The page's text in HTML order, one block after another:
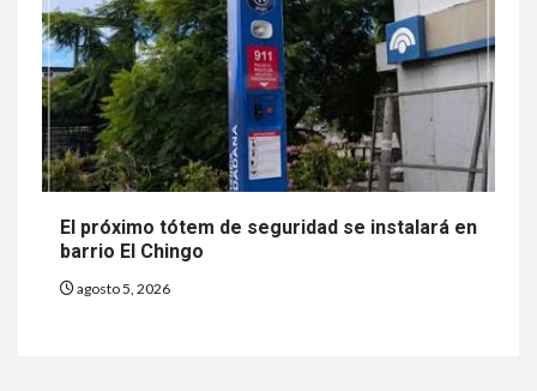
El próximo tótem de seguridad se instalará en
barrio El Chingo
agosto 5, 2026